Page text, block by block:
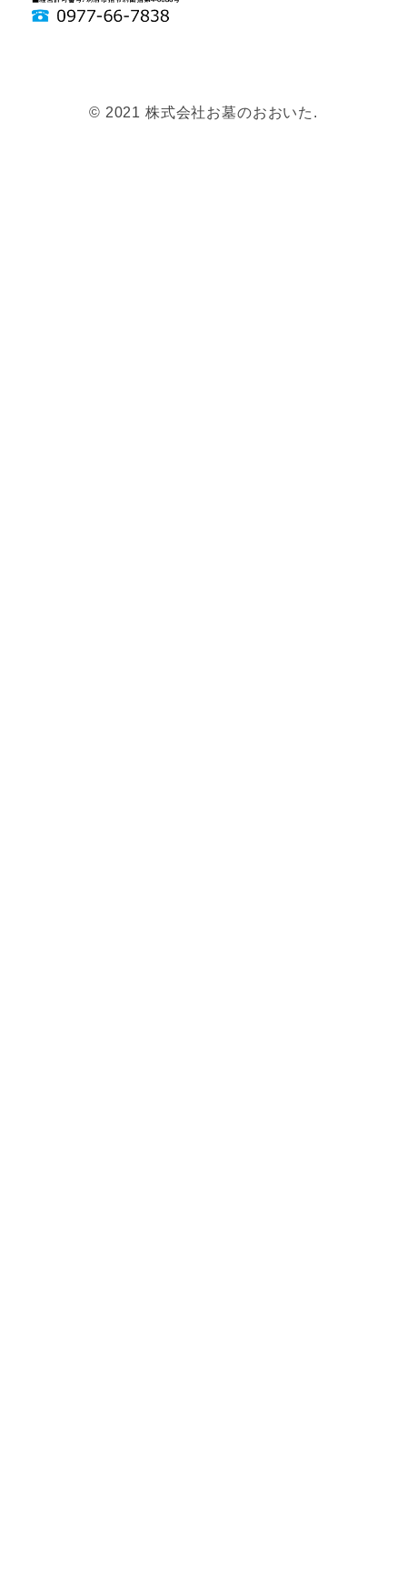
© 2021 株式会社お墓のおおいた.